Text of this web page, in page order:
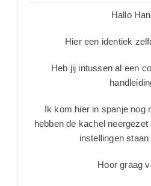
Hallo
Hier een identiek
Heb jij intussen al een
Ik kom hier in spanje nog
hebben de kachel
instellingen staan
Hoor graag